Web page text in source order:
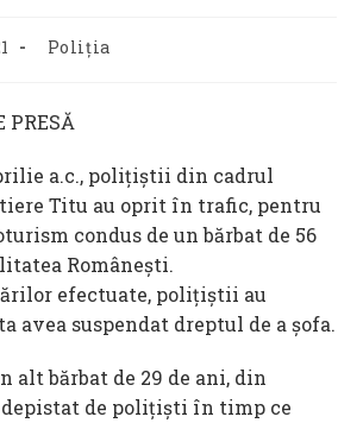
Post
Poliția
PRESĂ
a.c., polițiștii din cadrul
Titu au oprit în trafic, pentru
condus de un bărbat de 56
Românești.
efectuate, polițiștii au
avea suspendat dreptul de a șofa.
alt bărbat de 29 de ani, din
depistat de polițiști în timp ce